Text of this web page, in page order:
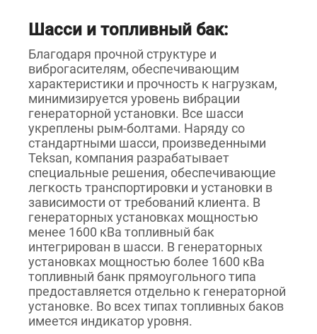
Шасси и топливный бак:
Благодаря прочной структуре и
виброгасителям, обеспечивающим
характеристики и прочность к нагрузкам,
минимизируется уровень вибрации
генераторной установки. Все шасси
укреплены рым-болтами. Наряду со
стандартными шасси, произведенными
Teksan, компания разрабатывает
специальные решения, обеспечивающие
легкость транспортировки и установки в
зависимости от требований клиента. В
генераторных установках мощностью
менее 1600 кВа топливный бак
интегрирован в шасси. В генераторных
установках мощностью более 1600 кВа
топливный банк прямоугольного типа
предоставляется отдельно к генераторной
установке. Во всех типах топливных баков
имеется индикатор уровня.